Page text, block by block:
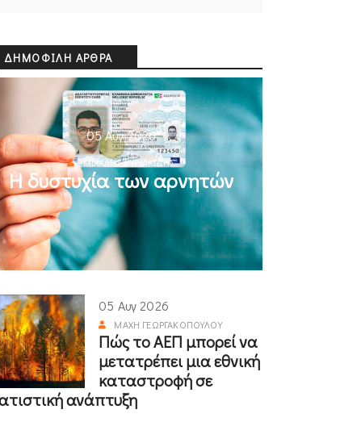
ΔΗΜΟΦΙΛΉ ΆΡΘΡΑ
05 Αυγ 2026
ΜΙΧΆΛΗΣ ΚΥΡΙΑΚΊΔΗΣ
Η δυστυχία των αρνητών
05 Αυγ 2026
ΜΆΧΗ ΓΕΩΡΓΑΚΟΠΟΎΛΟΥ
Πώς το ΑΕΠ μπορεί να
μετατρέπει μια εθνική
καταστροφή σε
ανάπτυξη